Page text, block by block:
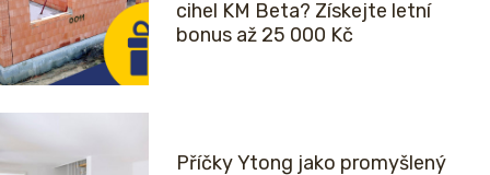
cihel KM Beta? Získejte letní
bonus až 25 000 Kč
Příčky Ytong jako promyšlený